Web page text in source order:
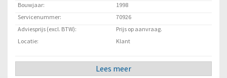
Bouwjaar:
1998
Servicenummer:
70926
Adviesprijs (excl. BTW):
Prijs op aanvraag.
Locatie:
Klant
Lees meer